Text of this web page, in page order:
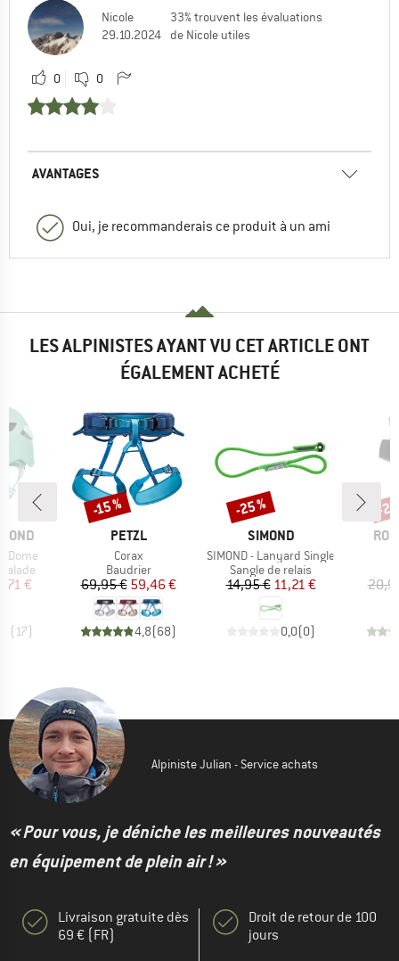
Nicole
29.10.2024
33% trouvent les évaluations
de Nicole utiles
0 0
AVANTAGES
Oui, je recommanderais ce produit à un ami
LES ALPINISTES AYANT VU CET ARTICLE ONT
ÉGALEMENT ACHETÉ
Dome
réduit
€
(17)
MARQUE
PETZL
Article
Corax
Product group
Baudrier
Prix
69,95 €Prix réduit
59,46 €
4,8(68)
Remise
-15 %
MARQUE
SIMOND
Article
SIMOND - Lanyard Single
Product group
Sangle de relais
Prix
14,95 €Prix réduit
11,21 €
0,0(0)
Remise
-25 % -
Alpiniste Julian - Service achats
« Pour vous, je déniche les meilleures nouveautés
en équipement de plein air ! »
Livraison gratuite dès
69 € (FR)
Droit de retour de 100
jours